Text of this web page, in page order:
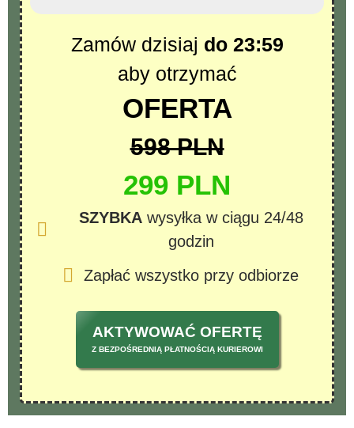
Zamów dzisiaj do 23:59
aby otrzymać
OFERTA
598 PLN
299 PLN
SZYBKAwysyłka w ciągu 24/48
godzin
Zapłać wszystko przy odbiorze
AKTYWOWAĆ OFERTĘ
Z BEZPOŚREDNIĄ PŁATNOŚCIĄ KURIEROWI